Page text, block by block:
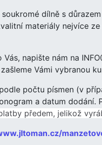
dílně s
materiály nejvíce
Vás, napište nám na
Vámi vybranou
počtu písmen (v
a datum
předem, jelikož